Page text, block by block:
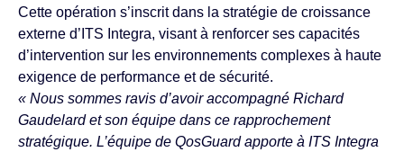
Cette opération s’inscrit dans la stratégie de croissance
externe d’ITS Integra, visant à renforcer ses capacités
d’intervention sur les environnements complexes à haute
exigence de performance et de sécurité.
« Nous sommes ravis d’avoir accompagné Richard
Gaudelard et son équipe dans ce rapprochement
stratégique. L’équipe de QosGuard apporte à ITS Integra